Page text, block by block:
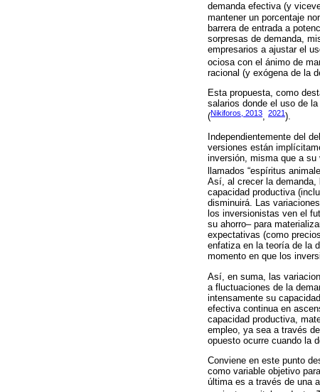
demanda efectiva (y
mantener un porcentaje
barrera de entrada a
sorpresas de demanda,
empresarios a ajustar el
ociosa con el ánimo de
racional (y exógena de la
Esta propuesta, como
salarios donde el uso de
(Nikiforos, 2013, 2021).
Independientemente del
versiones están
inversión, misma que a
llamados “espíritus
Así, al crecer la demanda,
capacidad productiva
disminuirá. Las
los inversionistas ven el
su ahorro– para
expectativas (como
enfatiza en la teoría de la
momento en que los
Así, en suma, las
a fluctuaciones de la
intensamente su
efectiva continua en
capacidad productiva,
empleo, ya sea a través
opuesto ocurre cuando la
Conviene en este punto
como variable objetivo
última es a través de una